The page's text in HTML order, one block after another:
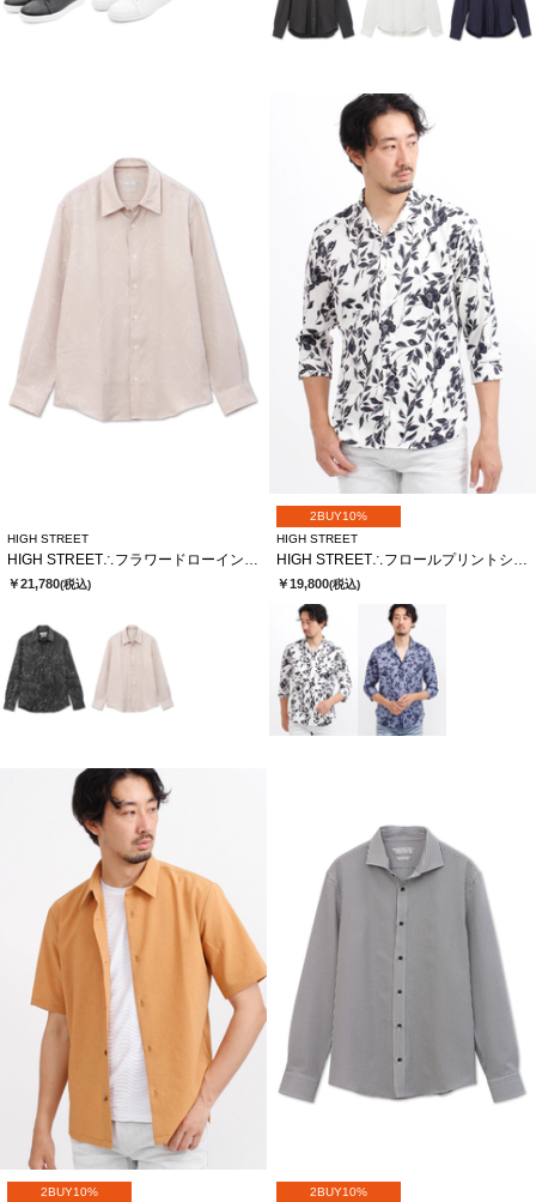
HIGH STREET
HIGH STREET∴フラワードローイングシャツ
￥21,780(税込)
2BUY10%
HIGH STREET
HIGH STREET∴フロールプリントショートウイング７分袖シャツ
￥19,800(税込)
2BUY10%
2BUY10%